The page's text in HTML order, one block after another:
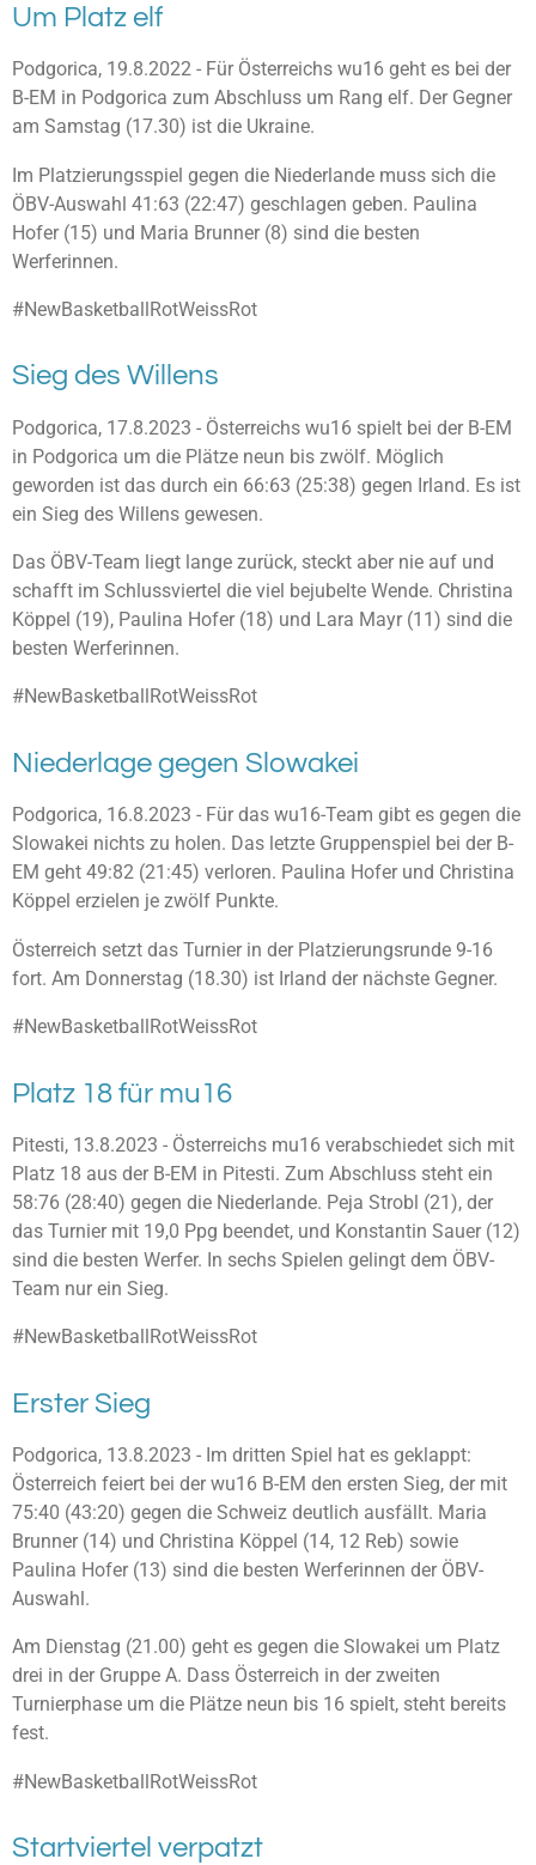
Um Platz elf
Podgorica, 19.8.2022 - Für Österreichs wu16 geht es bei der
B-EM in Podgorica zum Abschluss um Rang elf. Der Gegner
am Samstag (17.30) ist die Ukraine.
Im Platzierungsspiel gegen die Niederlande muss sich die
ÖBV-Auswahl 41:63 (22:47) geschlagen geben. Paulina
Hofer (15) und Maria Brunner (8) sind die besten
Werferinnen.
#NewBasketballRotWeissRot
Sieg des Willens
Podgorica, 17.8.2023 - Österreichs wu16 spielt bei der B-EM
in Podgorica um die Plätze neun bis zwölf. Möglich
geworden ist das durch ein 66:63 (25:38) gegen Irland. Es ist
ein Sieg des Willens gewesen.
Das ÖBV-Team liegt lange zurück, steckt aber nie auf und
schafft im Schlussviertel die viel bejubelte Wende. Christina
Köppel (19), Paulina Hofer (18) und Lara Mayr (11) sind die
besten Werferinnen.
#NewBasketballRotWeissRot
Niederlage gegen Slowakei
Podgorica, 16.8.2023 - Für das wu16-Team gibt es gegen die
Slowakei nichts zu holen. Das letzte Gruppenspiel bei der B-
EM geht 49:82 (21:45) verloren. Paulina Hofer und Christina
Köppel erzielen je zwölf Punkte.
Österreich setzt das Turnier in der Platzierungsrunde 9-16
fort. Am Donnerstag (18.30) ist Irland der nächste Gegner.
#NewBasketballRotWeissRot
Platz 18 für mu16
Pitesti, 13.8.2023 - Österreichs mu16 verabschiedet sich mit
Platz 18 aus der B-EM in Pitesti. Zum Abschluss steht ein
58:76 (28:40) gegen die Niederlande. Peja Strobl (21), der
das Turnier mit 19,0 Ppg beendet, und Konstantin Sauer (12)
sind die besten Werfer. In sechs Spielen gelingt dem ÖBV-
Team nur ein Sieg.
#NewBasketballRotWeissRot
Erster Sieg
Podgorica, 13.8.2023 - Im dritten Spiel hat es geklappt:
Österreich feiert bei der wu16 B-EM den ersten Sieg, der mit
75:40 (43:20) gegen die Schweiz deutlich ausfällt. Maria
Brunner (14) und Christina Köppel (14, 12 Reb) sowie
Paulina Hofer (13) sind die besten Werferinnen der ÖBV-
Auswahl.
Am Dienstag (21.00) geht es gegen die Slowakei um Platz
drei in der Gruppe A. Dass Österreich in der zweiten
Turnierphase um die Plätze neun bis 16 spielt, steht bereits
fest.
#NewBasketballRotWeissRot
Startviertel verpatzt